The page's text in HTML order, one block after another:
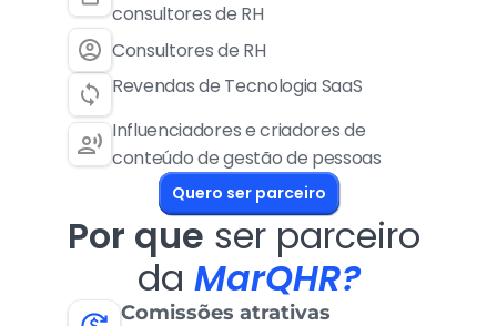
consultores de RH
Revendas de Tecnologia SaaS
Consultores de RH
Influenciadores e criadores de
conteúdo de gestão de pessoas
Quero ser parceiro
Por que ser parceiro
da MarQHR?
Comissões atrativas